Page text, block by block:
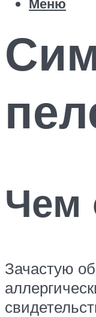
Чем
Зачастую